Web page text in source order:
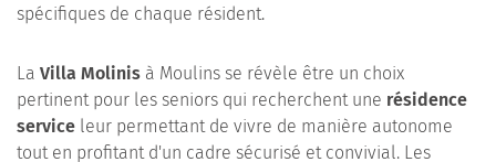
spécifiques de chaque résident.
La Villa Molinis à Moulins se révèle être un choix
pertinent pour les seniors qui recherchent une résidence
service leur permettant de vivre de manière autonome
tout en profitant d'un cadre sécurisé et convivial. Les